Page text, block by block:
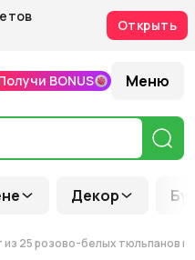
Открыть
Декор
BONUS Меню
из 25 розово-белых тюльпанов в